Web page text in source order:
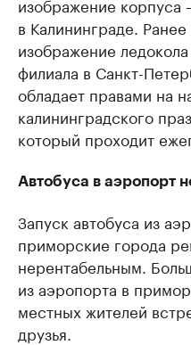
в Калининграде.
изображение
филиала в Санкт-
обладает правами на
калининградского
который проходит
Автобуса в аэропорт
Запуск автобуса из
приморские города
нерентабельным.
из аэропорта в
местных жителей
друзья.